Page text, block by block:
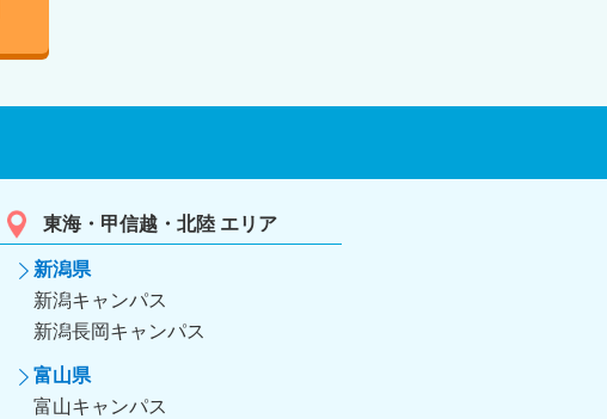
東海・甲信越・北陸 エリア
新潟県
新潟キャンパス
新潟長岡キャンパス
富山県
富山キャンパス